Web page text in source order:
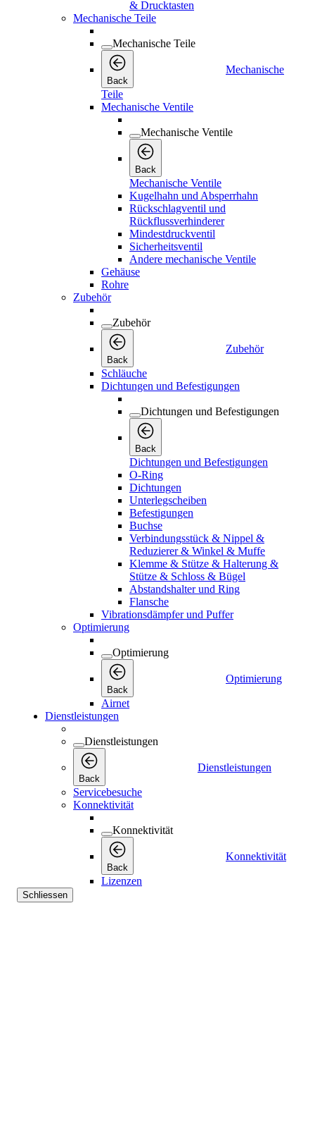
& Drucktasten
Mechanische Teile
Mechanische Teile
Back
Mechanische
Teile
Mechanische Ventile
Mechanische Ventile
Back
Mechanische Ventile
Kugelhahn und Absperrhahn
Rückschlagventil und
Rückflussverhinderer
Mindestdruckventil
Sicherheitsventil
Andere mechanische Ventile
Gehäuse
Rohre
Zubehör
Zubehör
Back
Zubehör
Schläuche
Dichtungen und Befestigungen
Dichtungen und Befestigungen
Back
Dichtungen und Befestigungen
O-Ring
Dichtungen
Unterlegscheiben
Befestigungen
Buchse
Verbindungsstück & Nippel &
Reduzierer & Winkel & Muffe
Klemme & Stütze & Halterung &
Stütze & Schloss & Bügel
Abstandshalter und Ring
Flansche
Vibrationsdämpfer und Puffer
Optimierung
Optimierung
Back
Optimierung
Airnet
Dienstleistungen
Dienstleistungen
Back
Dienstleistungen
Servicebesuche
Konnektivität
Konnektivität
Back
Konnektivität
Lizenzen
Schliessen